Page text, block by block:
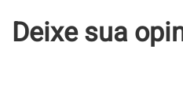
Deixe sua